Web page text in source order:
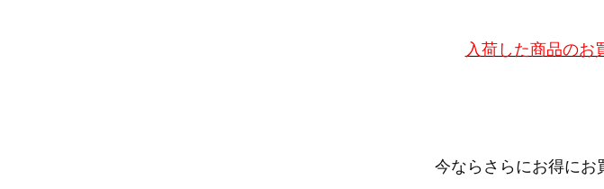
入荷した商品のお
今ならさらにお得にお